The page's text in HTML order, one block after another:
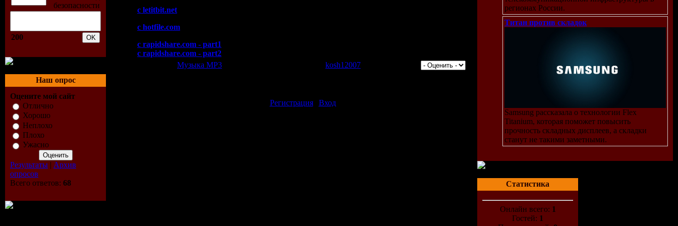
200
Наш опрос
Оцените мой сайт
Отлично
Хорошо
Неплохо
Плохо
Ужасно
Результаты | Архив
опросов
Всего ответов: 68
с letitbit.net
с hotfile.com
с rapidshare.com - part1
с rapidshare.com - part2
Музыка МР3 kosh12007
Регистрация| Вход]
регионах России.
Титан против складок
Samsung рассказала о технологии Flex
Titanium, которая поможет повысить
прочность складных дисплеев, а складки
станут не такими заметными.
Статистика
Онлайн всего: 1
Гостей: 1